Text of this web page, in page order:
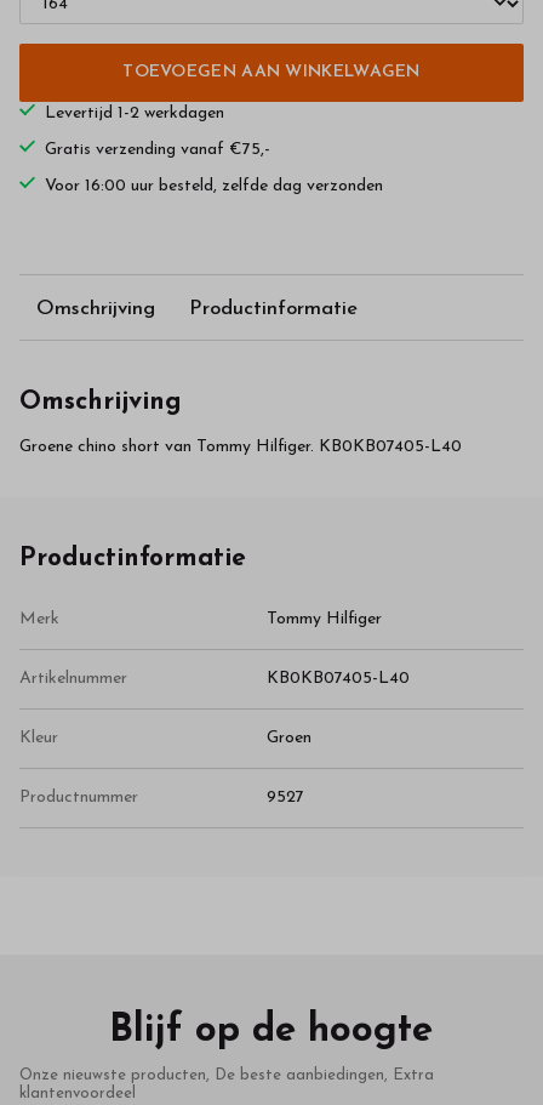
TOEVOEGEN AAN WINKELWAGEN
Levertijd 1-2 werkdagen
Gratis verzending vanaf €75,-
Voor 16:00 uur besteld, zelfde dag verzonden
Omschrijving Productinformatie
Omschrijving
Groene chino short van Tommy Hilfiger. KB0KB07405-L40
Productinformatie
Merk Tommy Hilfiger
Artikelnummer KB0KB07405-L40
Kleur Groen
Productnummer 9527
Blijf op de hoogte
Onze nieuwste producten, De beste aanbiedingen, Extra
klantenvoordeel